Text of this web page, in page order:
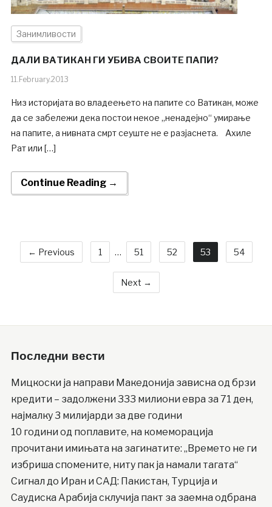
Занимливости
ДАЛИ ВАТИКАН ГИ УБИВА СВОИТЕ ПАПИ?
11.February.2013
Низ историјата во владеењето на папите со Ватикан, може
да се забележи дека постои некое „ненадејно“ умирање
на папите, а нивната смрт сеуште не е разјаснета. Ахиле
Рат или […]
Continue Reading →
← Previous 1 … 51 52 53 54
Next →
Последни вести
Мицкоски ја направи Македонија зависна од брзи
кредити – задолжени 333 милиони евра за 71 ден,
најмалку 3 милијарди за две години
10 години од поплавите, на комеморација
прочитани имињата на загинатите: „Времето не ги
избриша спомените, ниту пак ја намали тагата“
Сигнал до Иран и САД: Пакистан, Турција и
Саудиска Арабија склучија пакт за заемна одбрана